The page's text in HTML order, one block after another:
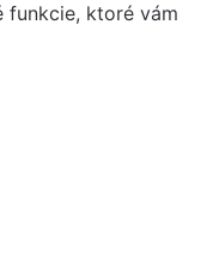
funkcie, ktoré vám